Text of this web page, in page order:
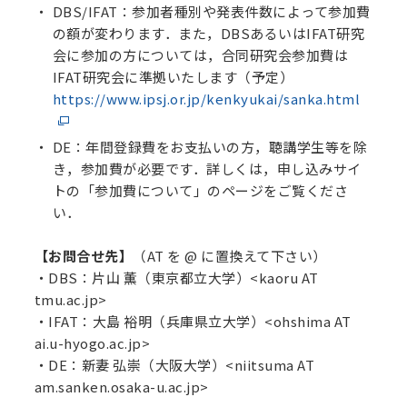
DBS/IFAT：参加者種別や発表件数によって参加費
の額が変わります．また，DBSあるいはIFAT研究
会に参加の方については，合同研究会参加費は
IFAT研究会に準拠いたします（予定）
https://www.ipsj.or.jp/kenkyukai/sanka.html
DE：年間登録費をお支払いの方，聴講学生等を除
き，参加費が必要です．詳しくは，申し込みサイ
トの「参加費について」のページをご覧くださ
い．
【お問合せ先】
（AT を @ に置換えて下さい）
・DBS：片山 薫（東京都立大学）<kaoru AT
tmu.ac.jp>
・IFAT：大島 裕明（兵庫県立大学）<ohshima AT
ai.u-hyogo.ac.jp>
・DE：新妻 弘崇（大阪大学）<niitsuma AT
am.sanken.osaka-u.ac.jp>